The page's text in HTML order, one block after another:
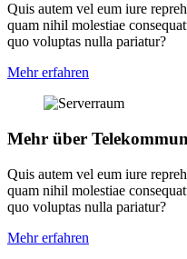
Quis autem vel eum iure
quam nihil molestiae
quo voluptas nulla pariatur?
Mehr erfahren
Mehr über
Quis autem vel eum iure
quam nihil molestiae
quo voluptas nulla pariatur?
Mehr erfahren